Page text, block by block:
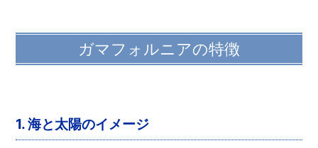
ガマフォルニアの特徴
1.海と太陽のイメージ